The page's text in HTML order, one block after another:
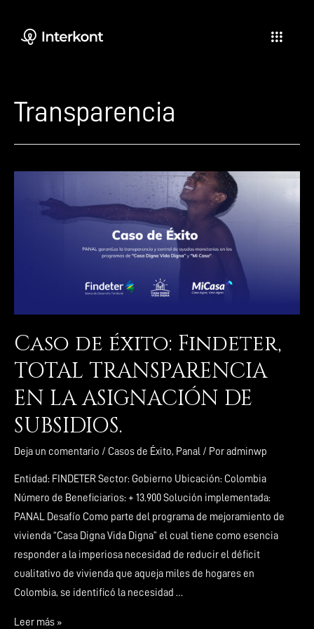
Transparencia
Caso de éxito: Findeter,
TOTAL TRANSPARENCIA
EN LA ASIGNACIÓN DE
SUBSIDIOS.
Deja un comentario / Casos de Éxito, Panal / Por adminwp
Entidad: FINDETER Sector: Gobierno Ubicación: Colombia
Número de Beneficiarios: + 13.900 Solución implementada:
PANAL Desafío Como parte del programa de mejoramiento de
vivienda “Casa Digna Vida Digna” el cual tiene como esencia
responder a la imperiosa necesidad de reducir el déficit
cualitativo de vivienda que aqueja miles de hogares en
Colombia, se identificó la necesidad …
Leer más »